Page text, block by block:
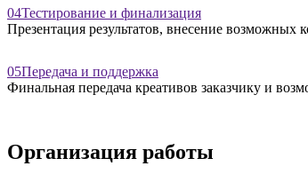
04Тестирование и финализация
Презентация результатов, внесение
05Передача и поддержка
Финальная передача креативов заказчику и
Организация работы